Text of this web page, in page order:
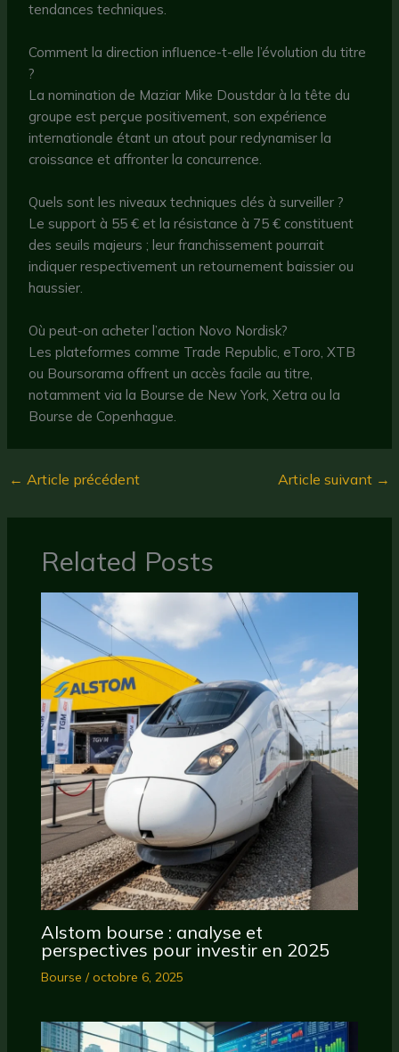
tendances techniques.
Comment la direction influence-t-elle l’évolution du titre
?
La nomination de Maziar Mike Doustdar à la tête du
groupe est perçue positivement, son expérience
internationale étant un atout pour redynamiser la
croissance et affronter la concurrence.
Quels sont les niveaux techniques clés à surveiller ?
Le support à 55 € et la résistance à 75 € constituent
des seuils majeurs ; leur franchissement pourrait
indiquer respectivement un retournement baissier ou
haussier.
Où peut-on acheter l’action Novo Nordisk?
Les plateformes comme Trade Republic, eToro, XTB
ou Boursorama offrent un accès facile au titre,
notamment via la Bourse de New York, Xetra ou la
Bourse de Copenhague.
← Article précédent Article suivant →
Related Posts
Alstom bourse : analyse et
perspectives pour investir en 2025
Bourse /octobre 6, 2025